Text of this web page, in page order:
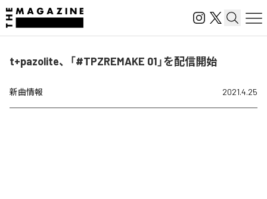
t+pazolite、「#TPZREMAKE 01」を配信開始
新曲情報 2021.4.25